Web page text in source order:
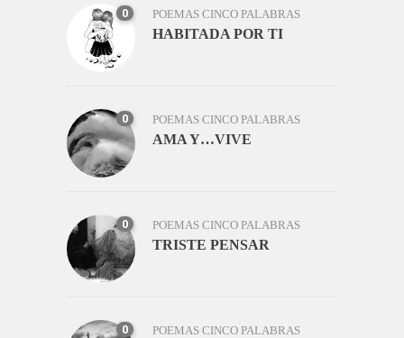
0 POEMAS CINCO PALABRAS
HABITADA POR TI
0 POEMAS CINCO PALABRAS
AMA Y…VIVE
0 POEMAS CINCO PALABRAS
TRISTE PENSAR
0 POEMAS CINCO PALABRAS